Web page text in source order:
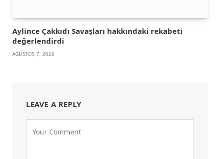
Aylince Çakkıdı Savaşları hakkındaki rekabeti
değerlendirdi
AĞUSTOS 7, 2026
LEAVE A REPLY